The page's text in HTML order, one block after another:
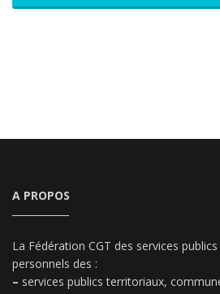
A PROPOS
La Fédération CGT des services
personnels des :
– services publics territoriaux,